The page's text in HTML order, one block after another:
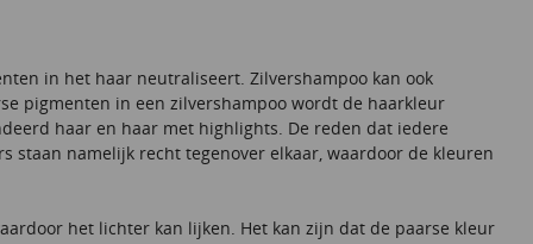
in het haar neutraliseert. Zilvershampoo kan ook
pigmenten in een zilvershampoo wordt de haarkleur
haar en haar met highlights. De reden dat iedere
staan namelijk recht tegenover elkaar, waardoor de kleuren
het lichter kan lijken. Het kan zijn dat de paarse kleur